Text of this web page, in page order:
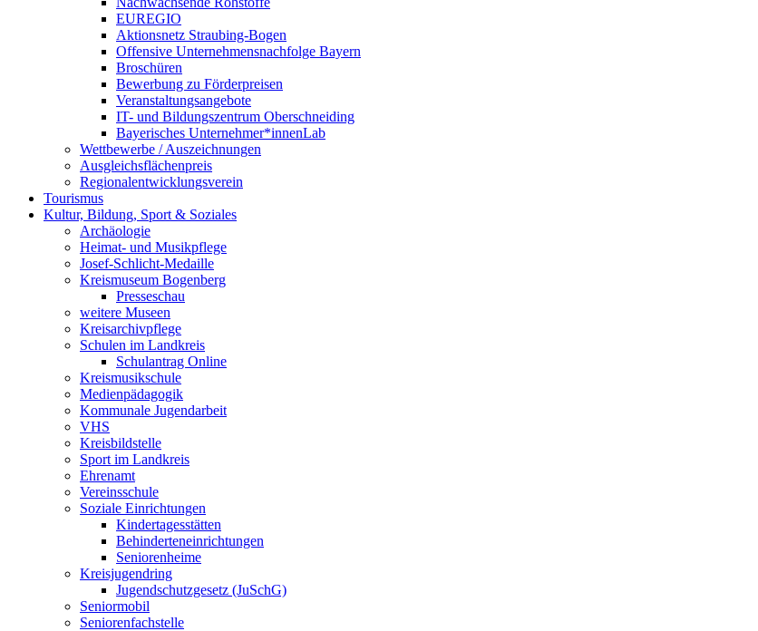
EUREGIO
Aktionsnetz Straubing-Bogen
Offensive Unternehmensnachfolge Bayern
Broschüren
Bewerbung zu Förderpreisen
Veranstaltungsangebote
IT- und Bildungszentrum Oberschneiding
Bayerisches Unternehmer*innenLab
Wettbewerbe / Auszeichnungen
Ausgleichsflächenpreis
Regionalentwicklungsverein
Tourismus
Kultur, Bildung, Sport & Soziales
Archäologie
Heimat- und Musikpflege
Josef-Schlicht-Medaille
Kreismuseum Bogenberg
Presseschau
weitere Museen
Kreisarchivpflege
Schulen im Landkreis
Schulantrag Online
Kreismusikschule
Medienpädagogik
Kommunale Jugendarbeit
VHS
Kreisbildstelle
Sport im Landkreis
Ehrenamt
Vereinsschule
Soziale Einrichtungen
Kindertagesstätten
Behinderteneinrichtungen
Seniorenheime
Kreisjugendring
Jugendschutzgesetz (JuSchG)
Seniormobil
Seniorenfachstelle